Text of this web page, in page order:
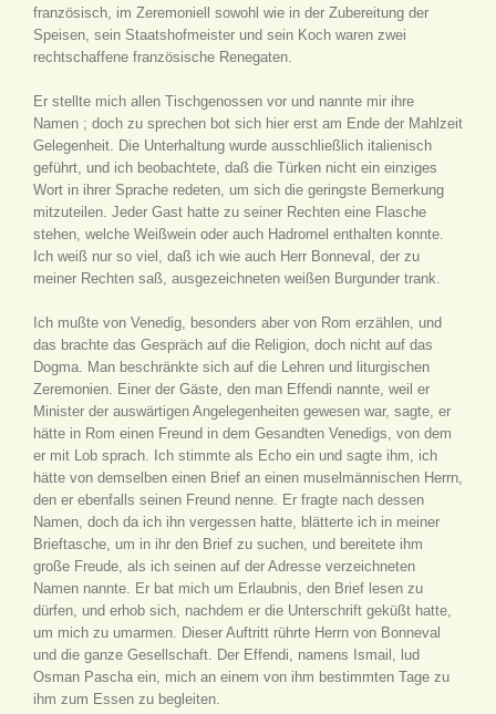
französisch, im Zeremoniell sowohl wie in der Zubereitung der
Speisen, sein Staatshofmeister und sein Koch waren zwei
rechtschaffene französische Renegaten.
Er stellte mich allen Tischgenossen vor und nannte mir ihre
Namen ; doch zu sprechen bot sich hier erst am Ende der Mahlzeit
Gelegenheit. Die Unterhaltung wurde ausschließlich italienisch
geführt, und ich beobachtete, daß die Türken nicht ein einziges
Wort in ihrer Sprache redeten, um sich die geringste Bemerkung
mitzuteilen. Jeder Gast hatte zu seiner Rechten eine Flasche
stehen, welche Weißwein oder auch Hadromel enthalten konnte.
Ich weiß nur so viel, daß ich wie auch Herr Bonneval, der zu
meiner Rechten saß, ausgezeichneten weißen Burgunder trank.
Ich mußte von Venedig, besonders aber von Rom erzählen, und
das brachte das Gespräch auf die Religion, doch nicht auf das
Dogma. Man beschränkte sich auf die Lehren und liturgischen
Zeremonien. Einer der Gäste, den man Effendi nannte, weil er
Minister der auswärtigen Angelegenheiten gewesen war, sagte, er
hätte in Rom einen Freund in dem Gesandten Venedigs, von dem
er mit Lob sprach. Ich stimmte als Echo ein und sagte ihm, ich
hätte von demselben einen Brief an einen muselmännischen Herrn,
den er ebenfalls seinen Freund nenne. Er fragte nach dessen
Namen, doch da ich ihn vergessen hatte, blätterte ich in meiner
Brieftasche, um in ihr den Brief zu suchen, und bereitete ihm
große Freude, als ich seinen auf der Adresse verzeichneten
Namen nannte. Er bat mich um Erlaubnis, den Brief lesen zu
dürfen, und erhob sich, nachdem er die Unterschrift geküßt hatte,
um mich zu umarmen. Dieser Auftritt rührte Herrn von Bonneval
und die ganze Gesellschaft. Der Effendi, namens Ismail, lud
Osman Pascha ein, mich an einem von ihm bestimmten Tage zu
ihm zum Essen zu begleiten.